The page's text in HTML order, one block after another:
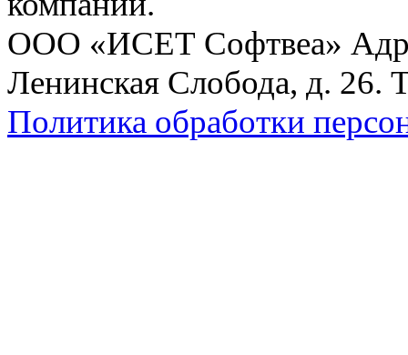
ООО «ИСЕТ Софтвеа»
Ленинская Слобода, д. 26.
Политика обработки